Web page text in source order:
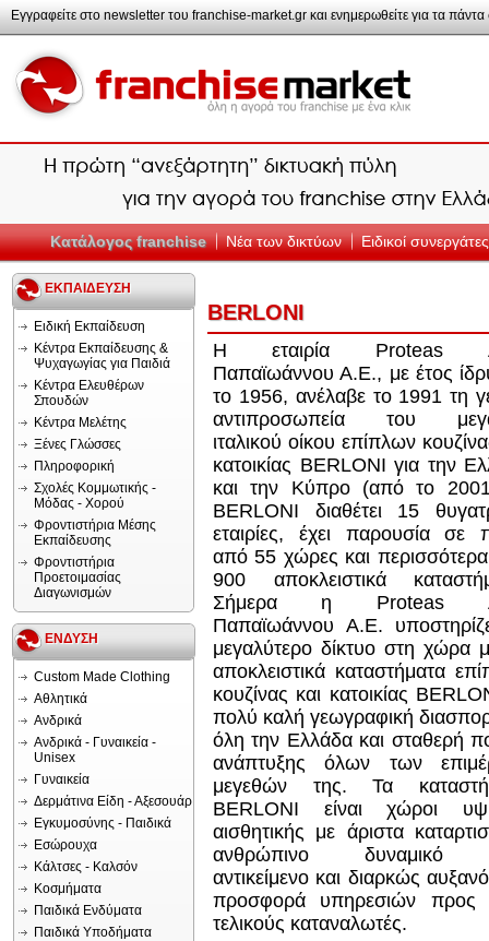
Κατάλογος franchise Νέα των δικτύων Ειδικοί συνεργάτες
ΕΚΠΑΙΔΕΥΣΗ
Ειδική Εκπαίδευση
Κέντρα Εκπαίδευσης &
Ψυχαγωγίας για Παιδιά
Κέντρα Ελευθέρων
Σπουδών
Κέντρα Μελέτης
Ξένες Γλώσσες
Πληροφορική
Σχολές Κομμωτικής -
Μόδας - Χορού
Φροντιστήρια Μέσης
Εκπαίδευσης
Φροντιστήρια
Προετοιμασίας
Διαγωνισμών
ΕΝΔΥΣΗ
Custom Made Clothing
Αθλητικά
Ανδρικά
Ανδρικά - Γυναικεία -
Unisex
Γυναικεία
Δερμάτινα Είδη - Αξεσουάρ
Εγκυμοσύνης - Παιδικά
Εσώρουχα
Κάλτσες - Καλσόν
Κοσμήματα
Παιδικά Ενδύματα
Παιδικά Υποδήματα
BERLONI
Η εταιρία Proteas
Παπαϊωάννου Α.Ε., με έτος
το 1956, ανέλαβε το 1991 τη
αντιπροσωπεία του
ιταλικού οίκου επίπλων
κατοικίας BERLONI για την
και την Κύπρο (από το
BERLONI διαθέτει 15
εταιρίες, έχει παρουσία σε
από 55 χώρες και
900 αποκλειστικά
Σήμερα η Proteas
Παπαϊωάννου Α.Ε.
μεγαλύτερο δίκτυο στη χώρα
αποκλειστικά καταστήματα
κουζίνας και κατοικίας
πολύ καλή γεωγραφική
όλη την Ελλάδα και σταθερή
ανάπτυξης όλων των
μεγεθών της. Τα
BERLONI είναι χώροι
αισθητικής με άριστα
ανθρώπινο δυναμικό
αντικείμενο και διαρκώς
προσφορά υπηρεσιών προς
τελικούς καταναλωτές.
Εγγραφείτε στο newsletter του franchise-market.gr και ενημερωθείτε για τα πάντα